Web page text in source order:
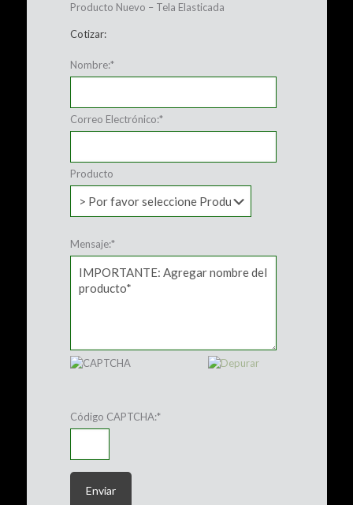
Producto Nuevo – Tela Elasticada
Cotizar:
Nombre:*
Correo Electrónico:*
Producto
Mensaje:*
Código CAPTCHA:*